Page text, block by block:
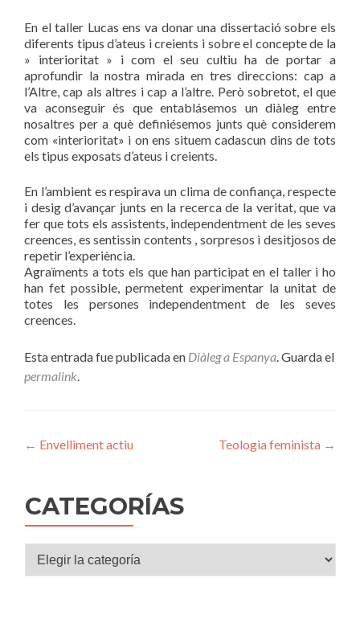
En el taller Lucas ens va donar una dissertació sobre els
diferents tipus d’ateus i creients i sobre el concepte de la
» interioritat » i com el seu cultiu ha de portar a
aprofundir la nostra mirada en tres direccions: cap a
l’Altre, cap als altres i cap a l’altre. Però sobretot, el que
va aconseguir és que entablásemos un diàleg entre
nosaltres per a què definiésemos junts què considerem
com «interioritat» i on ens situem cadascun dins de tots
els tipus exposats d’ateus i creients.
En l’ambient es respirava un clima de confiança, respecte
i desig d’avançar junts en la recerca de la veritat, que va
fer que tots els assistents, independentment de les seves
creences, es sentissin contents , sorpresos i desitjosos de
repetir l’experiència.
Agraïments a tots els que han participat en el taller i ho
han fet possible, permetent experimentar la unitat de
totes les persones independentment de les seves
creences.
Esta entrada fue publicada en Diàleg a Espanya. Guarda el
permalink.
Navegación
entradas
← Envelliment actiu Teologia feminista →
CATEGORÍAS
Categorías